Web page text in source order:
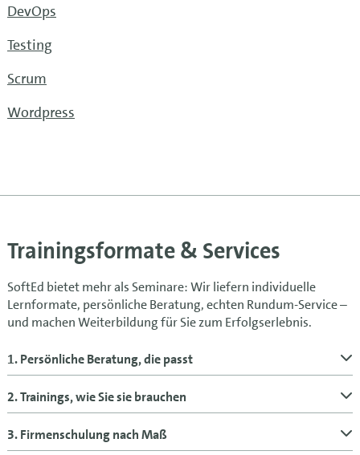
DevOps
Testing
Scrum
Wordpress
Trainingsformate & Services
SoftEd bietet mehr als Seminare: Wir liefern individuelle
Lernformate, persönliche Beratung, echten Rundum-Service –
und machen Weiterbildung für Sie zum Erfolgserlebnis.
1. Persönliche Beratung, die passt
2. Trainings, wie Sie sie brauchen
3. Firmenschulung nach Maß